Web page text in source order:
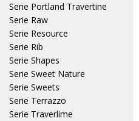
Serie Portland Travertine
Serie Raw
Serie Resource
Serie Rib
Serie Shapes
Serie Sweet Nature
Serie Sweets
Serie Terrazzo
Serie Traverlime